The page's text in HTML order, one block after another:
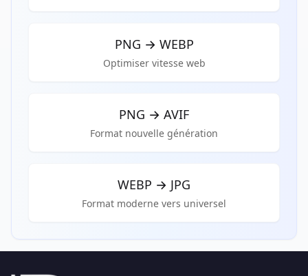
PNG → WEBP
Optimiser vitesse web
PNG → AVIF
Format nouvelle génération
WEBP → JPG
Format moderne vers universel